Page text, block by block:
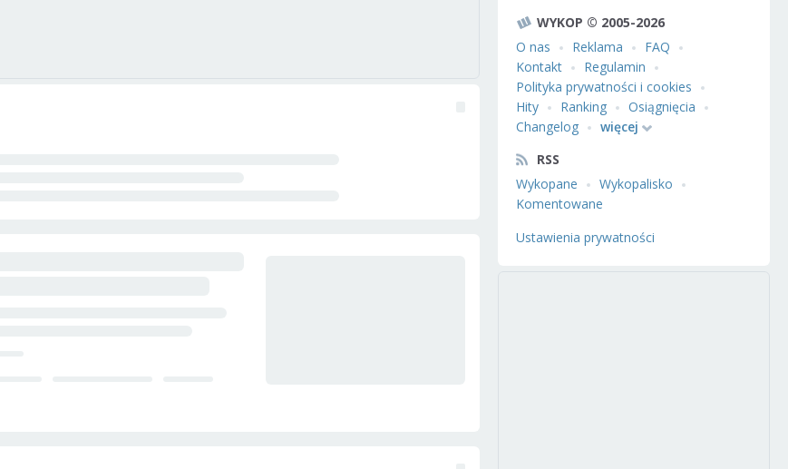
WYKOP © 2005-2026
O nas
Reklama
FAQ
Kontakt
Regulamin
Polityka prywatności i cookies
Hity
Ranking
Osiągnięcia
Changelog
więcej
RSS
Wykopane
Wykopalisko
Komentowane
Ustawienia prywatności